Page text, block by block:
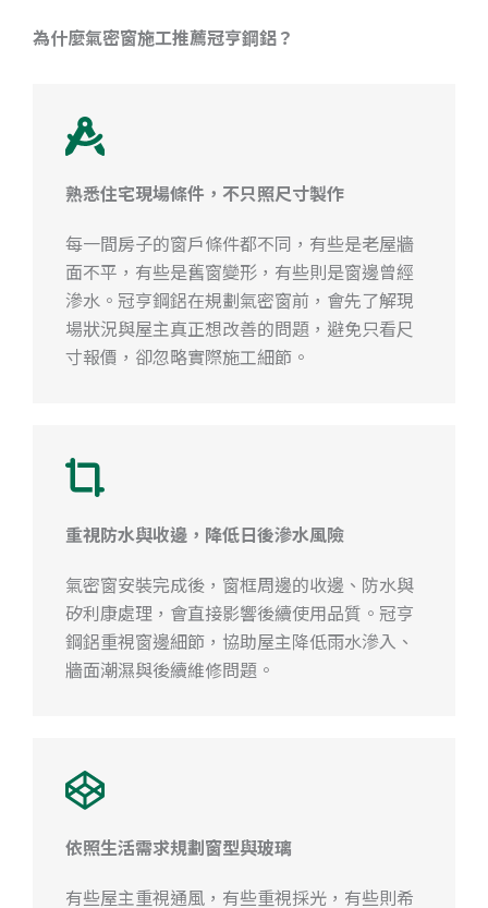
為什麼氣密窗施工推薦冠亨鋼鋁？
熟悉住宅現場條件，不只照尺寸製作
每一間房子的窗戶條件都不同，有些是老屋牆
面不平，有些是舊窗變形，有些則是窗邊曾經
滲水。冠亨鋼鋁在規劃氣密窗前，會先了解現
場狀況與屋主真正想改善的問題，避免只看尺
寸報價，卻忽略實際施工細節。
重視防水與收邊，降低日後滲水風險
氣密窗安裝完成後，窗框周邊的收邊、防水與
矽利康處理，會直接影響後續使用品質。冠亨
鋼鋁重視窗邊細節，協助屋主降低雨水滲入、
牆面潮濕與後續維修問題。
依照生活需求規劃窗型與玻璃
有些屋主重視通風，有些重視採光，有些則希